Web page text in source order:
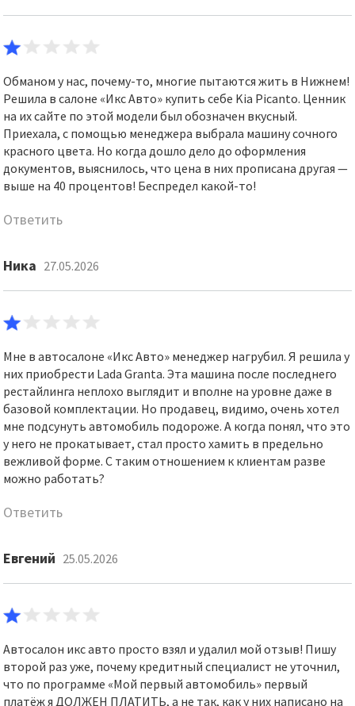
Обманом у нас, почему-то, многие пытаются жить в Нижнем!
Решила в салоне «Икс Авто» купить себе Kia Picanto. Ценник
на их сайте по этой модели был обозначен вкусный.
Приехала, с помощью менеджера выбрала машину сочного
красного цвета. Но когда дошло дело до оформления
документов, выяснилось, что цена в них прописана другая —
выше на 40 процентов! Беспредел какой-то!
Ответить
Ника 27.05.2026
Мне в автосалоне «Икс Авто» менеджер нагрубил. Я решила у
них приобрести Lada Granta. Эта машина после последнего
рестайлинга неплохо выглядит и вполне на уровне даже в
базовой комплектации. Но продавец, видимо, очень хотел
мне подсунуть автомобиль подороже. А когда понял, что это
у него не прокатывает, стал просто хамить в предельно
вежливой форме. С таким отношением к клиентам разве
можно работать?
Ответить
Евгений 25.05.2026
Автосалон икс авто просто взял и удалил мой отзыв! Пишу
второй раз уже, почему кредитный специалист не уточнил,
что по программе «Мой первый автомобиль» первый
платёж я ДОЛЖЕН ПЛАТИТЬ, а не так, как у них написано на